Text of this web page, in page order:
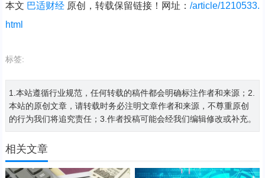
本文 巴适财经原创，转载保留链接！网址： /article/1210533.
html
标签:
1.本站遵循行业规范，任何转载的稿件都会明确标注作者和来源；2.
本站的原创文章，请转载时务必注明文章作者和来源，不尊重原创
的行为我们将追究责任；3.作者投稿可能会经我们编辑修改或补充。
相关文章